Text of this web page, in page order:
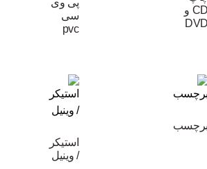
CD و
DVD
پی وی
سی
pvc
برچسب
استیکر
/ وینیل